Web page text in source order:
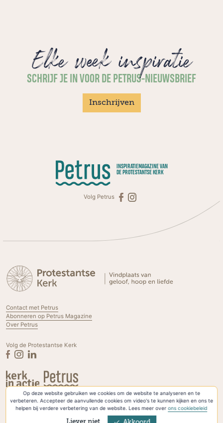
Op deze website gebruiken we cookies om de website te analyseren en te
verbeteren. Accepteer de aanvullende cookies om video's te kunnen kijken en ons te
helpen bij verdere verbetering van de website. Lees meer overons cookiebeleid
Elke week inspiratie
SCHRIJF JE IN VOOR DE PETRUS-NIEUWSBRIEF
Inschrijven
INSPIRATIEMAGAZINE VAN
DE PROTESTANTSE KERK
Volg Petrus
Contact met Petrus
Abonneren op Petrus Magazine
Over Petrus
Volg de Protestantse Kerk
Privacyverklaring & Cookies